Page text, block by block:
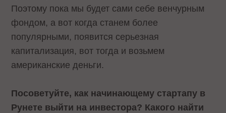
Поэтому пока мы будет сами себе венчурным
фондом, а вот когда станем более
популярными, появится серьезная
капитализация, вот тогда и возьмем
американские деньги.
Посоветуйте, как начинающему стартапу в
Рунете выйти на инвестора? Какого найти